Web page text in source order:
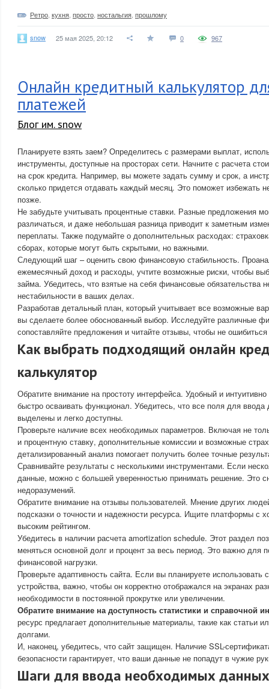
Ретро кухня просто ностальгия прошлому
snow 25 мая 2025, 20:12 0 967
Онлайн кредитный калькулятор
платежей
Блог им. snow
Планируете взять заем? Определитесь с размерами выплат,
инструменты, доступные на просторах сети. Начните с расчета
на срок кредита. Например, вы можете задать сумму и срок, а
сколько придется отдавать каждый месяц. Это поможет избежать
позже.
Не забудьте учитывать процентные ставки. Разные предложения
различаться, и даже небольшая разница приводит к заметным
переплаты. Также подумайте о дополнительных расходах:
сборах, которые могут быть скрытыми, но важными.
Следующий шаг – оценить свою финансовую стабильность.
ежемесячный доход и расходы, учтите возможные риски, чтобы
займа. Убедитесь, что взятые на себя финансовые обязательства
нестабильности в ваших делах.
Разработав детальный план, который учитывает все возможные
вы сделаете более обоснованный выбор. Исследуйте различные
сопоставляйте предложения и читайте отзывы, чтобы не
Как выбрать подходящий онлайн
калькулятор
Обратите внимание на простоту интерфейса. Удобный и
быстро осваивать функционал. Убедитесь, что все поля для ввода
выделены и легко доступны.
Проверьте наличие всех необходимых параметров. Включая не
и процентную ставку, дополнительные комиссии и возможные
детализированный анализ помогает получить более точные
Сравнивайте результаты с несколькими инструментами. Если
данные, можно с большей уверенностью принимать решение. Это
недоразумений.
Обратите внимание на отзывы пользователей. Мнение других
подсказки о точности и надежности ресурса. Ищите платформы с
высоким рейтингом.
Убедитесь в наличии расчета amortization schedule. Этот раздел
меняться основной долг и процент за весь период. Это важно для
финансовой нагрузки.
Проверьте адаптивность сайта. Если вы планируете использовать
устройства, важно, чтобы он корректно отображался на экранах
необходимости в постоянной прокрутке или увеличении.
Обратите внимание на доступность статистики и справочной
ресурс предлагает дополнительные материалы, такие как статьи
долгами.
И, наконец, убедитесь, что сайт защищен. Наличие SSL-
безопасности гарантирует, что ваши данные не попадут в чужие
Шаги для ввода необходимых данных